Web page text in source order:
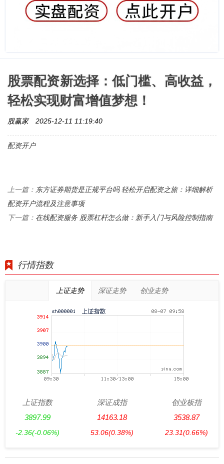
股票配资新选择：低门槛、高收益，
轻松实现财富增值梦想！
股赢家 2025-12-11 11:19:40
配资开户
上一篇： 东方证券期货是正规平台吗 轻松开启配资之旅：详细解析
配资开户流程及注意事项
下一篇： 在线配资服务 股票杠杆怎么做：新手入门与风险控制指南
行情指数
上证走势 深证走势 创业走势
上证指数
3897.99
-2.36(-0.06%)
深证成指
14163.18
53.06(0.38%)
创业板指
3538.87
23.31(0.66%)